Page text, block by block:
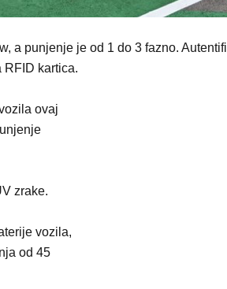
a punjenje je od 1 do 3 fazno.
RFID kartica.
ovaj
zrake.
vozila,
od 45